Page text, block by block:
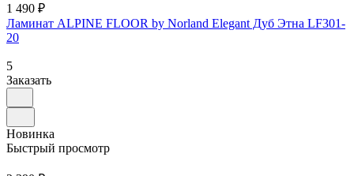
1 490 ₽
Ламинат ALPINE FLOOR by Norland Elegant Дуб Этна LF301-
20
5
Заказать
Новинка
Быстрый просмотр